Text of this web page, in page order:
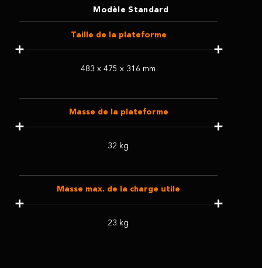
Modèle Standard
Taille de la plateforme
483 x 475 x 316 mm
Masse de la plateforme
32 kg
Masse max. de la charge utile
23 kg